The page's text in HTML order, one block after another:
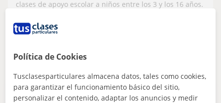
16 años)
clases de apoyo escolar a niños entre los 3 y los 16 años.
Publica un anuncio
Política de Cookies
Tusclasesparticulares almacena datos, tales como cookies,
para garantizar el funcionamiento básico del sitio,
personalizar el contenido, adaptar los anuncios y medir